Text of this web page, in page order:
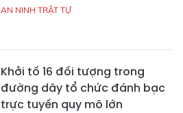
AN NINH TRẬT TỰ
Khởi tố 16 đối tượng trong
đường dây tổ chức đánh bạc
trực tuyến quy mô lớn